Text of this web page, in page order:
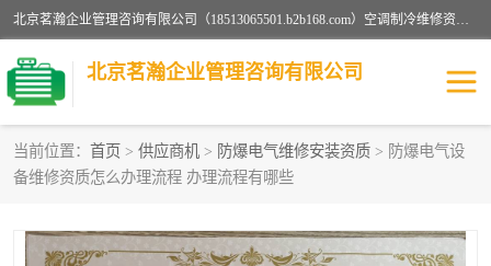
北京茗瀚企业管理咨询有限公司（18513065501.b2b168.com）空调制冷维修资质,油烟管道清洗资质,清洗行业资质公司秉承“顾客至上，锐意进缺的经营理念，我们提供高质量的产品，坚持“客户”的原则为广大客户提供贴心服务。如果你对公司的产品感兴趣，可以联系高经理，我们会用好的产品和服务让您满意。
北京茗瀚企业管理咨询有限公司
当前位置： 首页 > 供应商机 > 防爆电气维修安装资质 > 防爆电气设
备维修资质怎么办理流程 办理流程有哪些
烟道清洗资质 设备维修安装资质
清洗资质 认证服务